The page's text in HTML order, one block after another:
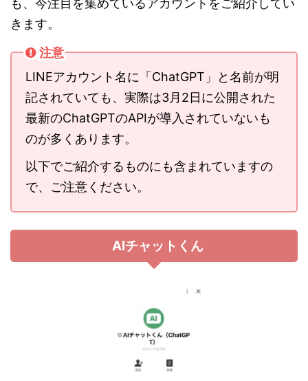
も、今注目を集めているアカウントをご紹介してい
きます。
注意
LINEアカウント名に「ChatGPT」と名前が明
記されていても、実際は3月2日に公開された
最新のChatGPTのAPIが導入されていないも
のが多くあります。
以下でご紹介するものにも含まれていますの
で、ご注意ください。
AIチャットくん